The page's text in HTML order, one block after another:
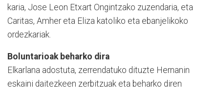
ka­ria, Jose Leon Etxart Ongin­tzako zuzendaria, eta
Caritas, Amher eta Eliza katoliko eta ebanjelikoko
ordezkariak.
Boluntarioak beharko dira
Elkarlana adostuta, zerrenda­tuko dituzte Hernanin
eskaini daitezkeen zerbitzuak eta behar­ko diren